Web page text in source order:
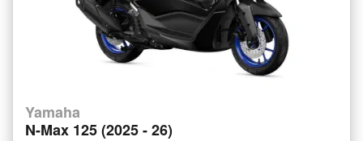
Yamaha
N-Max 125 (2025 - 26)